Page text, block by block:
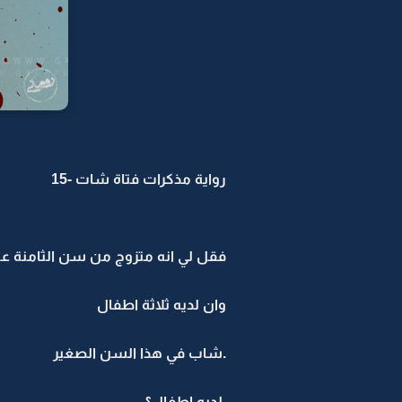
رواية مذكرات فتاة شات -15
فقل لي انه متزوج من سن الثامنة
وان لديه ثلاثة اطفال
.شاب في هذا السن الصغير